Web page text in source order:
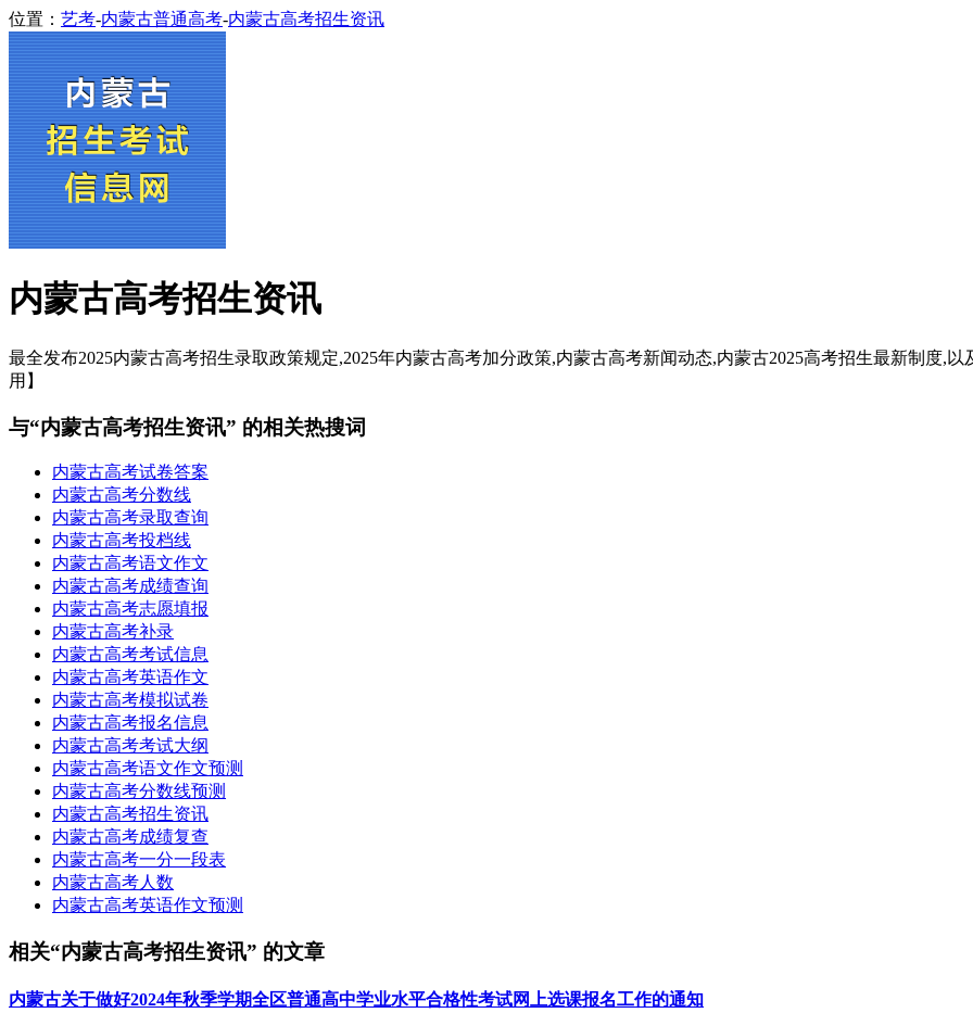
位置： 艺考-内蒙古普通高考-内蒙古高考招生资讯
内蒙古高考招生资讯
最全发布2025内蒙古高考招生录取政策规定,2025年内蒙古高考加分政策,内蒙古高考新闻动态,内蒙古2025高考招生最新制度,
用】
与“内蒙古高考招生资讯” 的相关热搜词
内蒙古高考试卷答案
内蒙古高考分数线
内蒙古高考录取查询
内蒙古高考投档线
内蒙古高考语文作文
内蒙古高考成绩查询
内蒙古高考志愿填报
内蒙古高考补录
内蒙古高考考试信息
内蒙古高考英语作文
内蒙古高考模拟试卷
内蒙古高考报名信息
内蒙古高考考试大纲
内蒙古高考语文作文预测
内蒙古高考分数线预测
内蒙古高考招生资讯
内蒙古高考成绩复查
内蒙古高考一分一段表
内蒙古高考人数
内蒙古高考英语作文预测
相关“内蒙古高考招生资讯” 的文章
内蒙古关于做好2024年秋季学期全区普通高中学业水平合格性考试网上选课报名工作的通知